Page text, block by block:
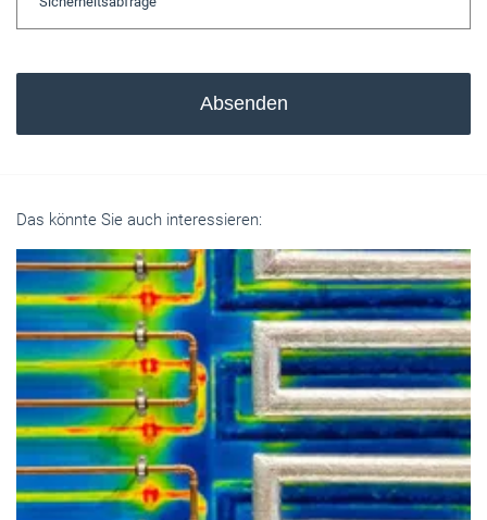
Absenden
Das könnte Sie auch interessieren: